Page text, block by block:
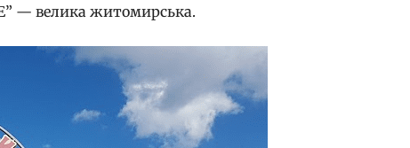
— велика житомирська.